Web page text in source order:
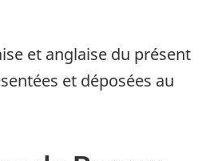
et anglaise du présent
et déposées au